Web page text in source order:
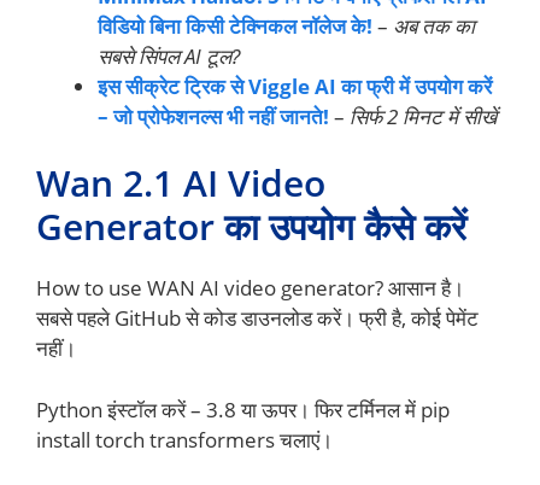
विडियो बिना किसी टेक्निकल नॉलेज के! – अब तक का
सबसे सिंपल AI टूल?
इस सीक्रेट ट्रिक से Viggle AI का फ्री में उपयोग करें
– जो प्रोफेशनल्स भी नहीं जानते! – सिर्फ 2 मिनट में सीखें
Wan 2.1 AI Video
Generator का उपयोग कैसे करें
How to use WAN AI video generator? आसान है।
सबसे पहले GitHub से कोड डाउनलोड करें। फ्री है, कोई पेमेंट
नहीं।
Python इंस्टॉल करें – 3.8 या ऊपर। फिर टर्मिनल में pip
install torch transformers चलाएं।